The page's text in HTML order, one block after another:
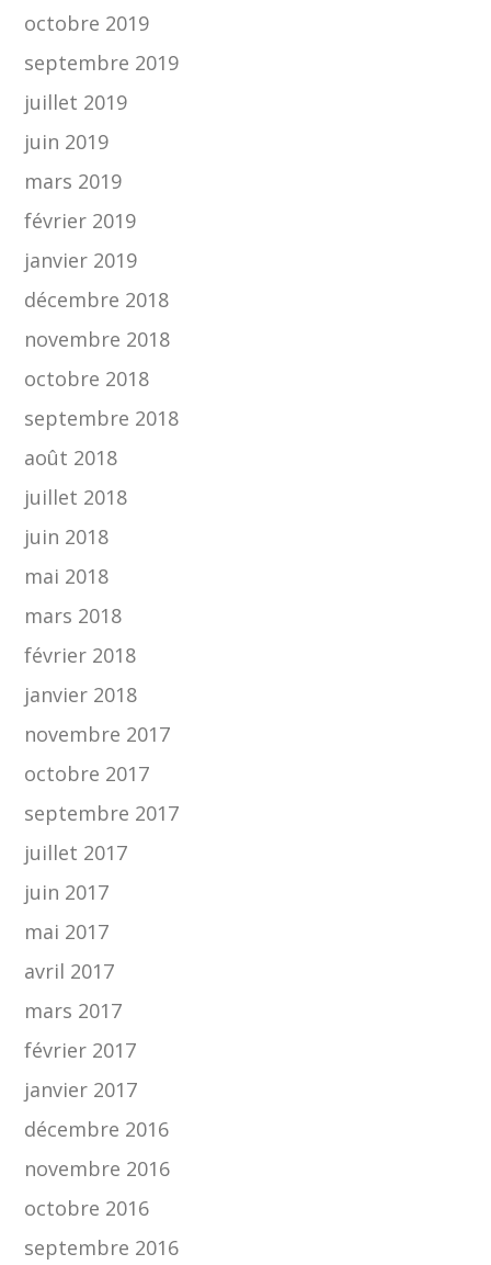
octobre 2019
septembre 2019
juillet 2019
juin 2019
mars 2019
février 2019
janvier 2019
décembre 2018
novembre 2018
octobre 2018
septembre 2018
août 2018
juillet 2018
juin 2018
mai 2018
mars 2018
février 2018
janvier 2018
novembre 2017
octobre 2017
septembre 2017
juillet 2017
juin 2017
mai 2017
avril 2017
mars 2017
février 2017
janvier 2017
décembre 2016
novembre 2016
octobre 2016
septembre 2016